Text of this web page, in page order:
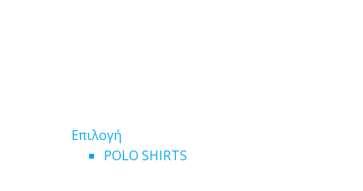
Επιλογή
το
POLO SHIRTS